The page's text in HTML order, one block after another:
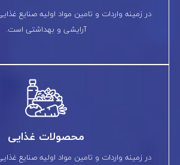
در زمینه واردات و تامین مواد اولیه صنایع
آرایشی و بهداشتی است.
محصولات غذایی
در زمینه واردات و تامین مواد اولیه صنایع